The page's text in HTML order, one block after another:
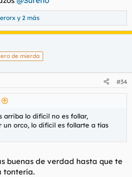
y 2 más
de mierda
#34
arriba lo difícil no es follar,
un orco, lo difícil es follarte a tías
buenas de verdad hasta que te
tontería.